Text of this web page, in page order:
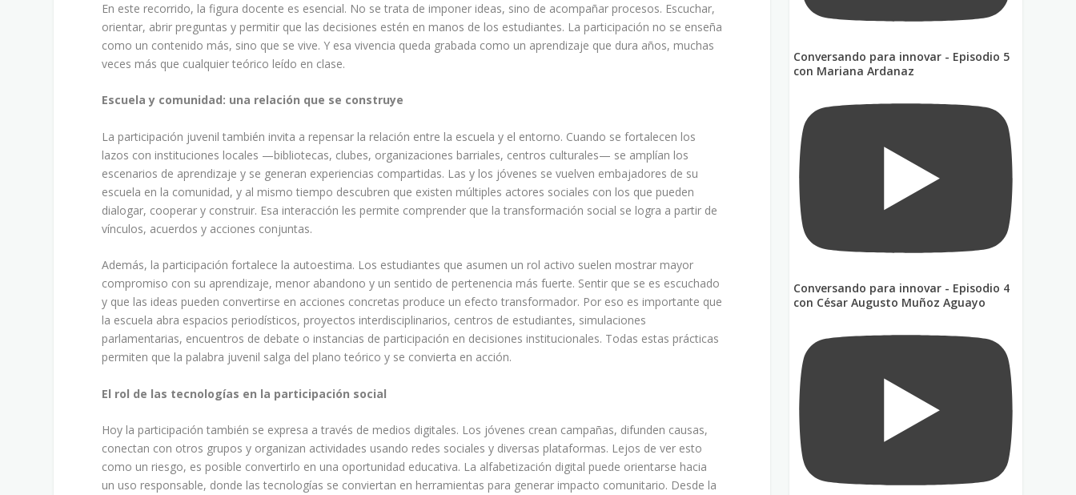
En este recorrido, la figura docente es esencial. No se trata de imponer ideas, sino de acompañar procesos. Escuchar,
orientar, abrir preguntas y permitir que las decisiones estén en manos de los estudiantes. La participación no se enseña
como un contenido más, sino que se vive. Y esa vivencia queda grabada como un aprendizaje que dura años, muchas
veces más que cualquier teórico leído en clase.
Escuela y comunidad: una relación que se construye
La participación juvenil también invita a repensar la relación entre la escuela y el entorno. Cuando se fortalecen los
lazos con instituciones locales —bibliotecas, clubes, organizaciones barriales, centros culturales— se amplían los
escenarios de aprendizaje y se generan experiencias compartidas. Las y los jóvenes se vuelven embajadores de su
escuela en la comunidad, y al mismo tiempo descubren que existen múltiples actores sociales con los que pueden
dialogar, cooperar y construir. Esa interacción les permite comprender que la transformación social se logra a partir de
vínculos, acuerdos y acciones conjuntas.
Además, la participación fortalece la autoestima. Los estudiantes que asumen un rol activo suelen mostrar mayor
compromiso con su aprendizaje, menor abandono y un sentido de pertenencia más fuerte. Sentir que se es escuchado
y que las ideas pueden convertirse en acciones concretas produce un efecto transformador. Por eso es importante que
la escuela abra espacios periodísticos, proyectos interdisciplinarios, centros de estudiantes, simulaciones
parlamentarias, encuentros de debate o instancias de participación en decisiones institucionales. Todas estas prácticas
permiten que la palabra juvenil salga del plano teórico y se convierta en acción.
El rol de las tecnologías en la participación social
Hoy la participación también se expresa a través de medios digitales. Los jóvenes crean campañas, difunden causas,
conectan con otros grupos y organizan actividades usando redes sociales y diversas plataformas. Lejos de ver esto
como un riesgo, es posible convertirlo en una oportunidad educativa. La alfabetización digital puede orientarse hacia
un uso responsable, donde las tecnologías se conviertan en herramientas para generar impacto comunitario. Desde la
Conversando para innovar - Episodio 5
con Mariana Ardanaz
Conversando para innovar - Episodio 4
con César Augusto Muñoz Aguayo